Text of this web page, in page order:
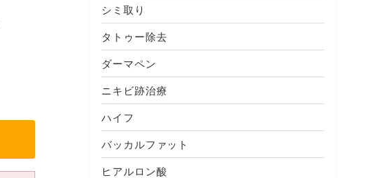
シミ取り
タトゥー除去
ダーマペン
ニキビ跡治療
ハイフ
バッカルファット
ヒアルロン酸